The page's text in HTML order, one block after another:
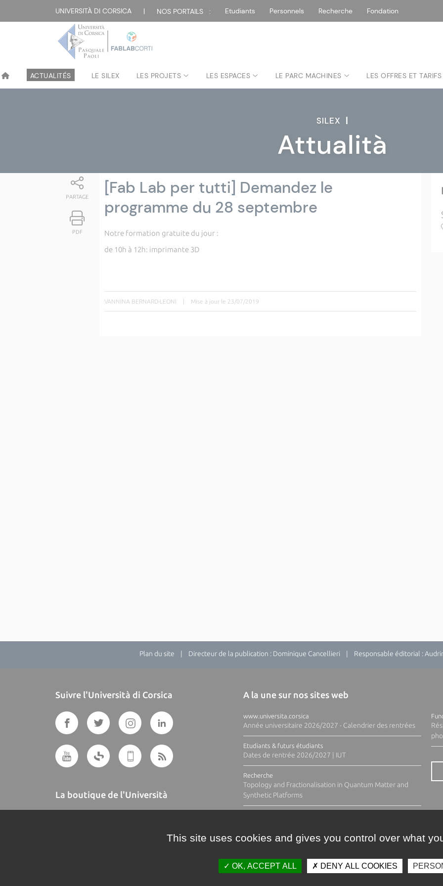
UNIVERSITÀ DI CORSICA | NOS PORTAILS : Etudiants Personnels Recherche Fondation
ACTUALITÉS LE SILEX LES PROJETS LES ESPACES LE PARC MACHINES LES OFFRES ET TARIFS
SILEX |
Attualità
PARTAGE
PDF
[Fab Lab per tutti] Demandez le
programme du 28 septembre
Notre formation gratuite du jour :
de 10h à 12h: imprimante 3D
VANNINA BERNARD-LEONI | Mise à jour le 23/07/2019
Plan du site | Directeur de la publication : Dominique Cancellieri | Responsable éditorial :
Suivre l'Università di Corsica
La boutique de l'Università
A la une sur nos sites web
www.universita.corsica
Année universitaire 2026/2027 - Calendrier des rentrées
Etudiants & futurs étudiants
Dates de rentrée 2026/2027 | IUT
Recherche
Topology and Fractionalisation in Quantum Matter and
Synthetic Platforms
This site uses cookies and gives you control over what
OK, ACCEPT ALL DENY ALL COOKIES